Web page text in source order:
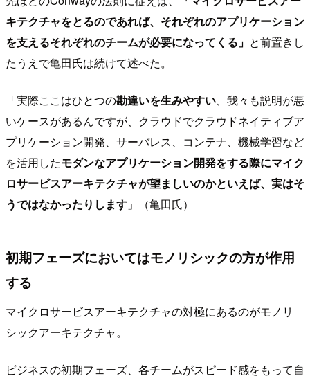
キテクチャをとるのであれば、それぞれのアプリケーション
を支えるそれぞれのチームが必要になってくる」 と前置きし
たうえで亀田氏は続けて述べた。
「実際ここはひとつの勘違いを生みやすい、我々も説明が悪
いケースがあるんですが、クラウドでクラウドネイティブア
プリケーション開発、サーバレス、コンテナ、機械学習など
を活用したモダンなアプリケーション開発をする際にマイク
ロサービスアーキテクチャが望ましいのかといえば、実はそ
うではなかったりします 」（亀田氏）
初期フェーズにおいてはモノリシックの方が作用
する
マイクロサービスアーキテクチャの対極にあるのがモノリ
シックアーキテクチャ。
ビジネスの初期フェーズ、各チームがスピード感をもって自